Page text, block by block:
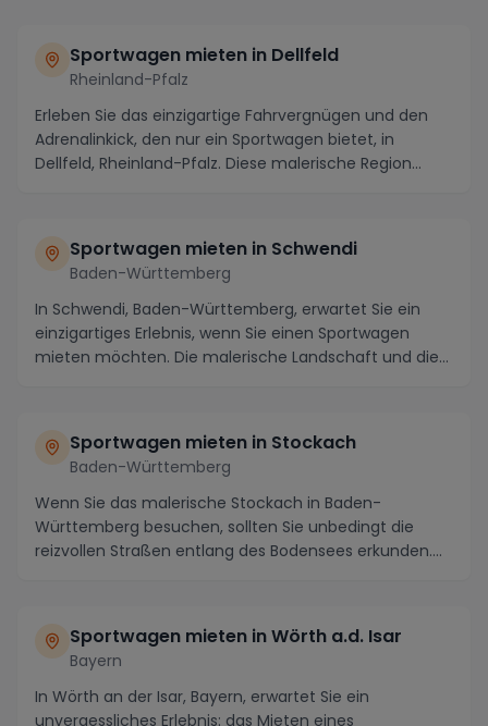
Sportwagen mieten in Dellfeld
Rheinland-Pfalz
Erleben Sie das einzigartige Fahrvergnügen und den
Adrenalinkick, den nur ein Sportwagen bietet, in
Dellfeld, Rheinland-Pfalz. Diese malerische Region...
Sportwagen mieten in Schwendi
Baden-Württemberg
In Schwendi, Baden-Württemberg, erwartet Sie ein
einzigartiges Erlebnis, wenn Sie einen Sportwagen
mieten möchten. Die malerische Landschaft und die
Sportwagen mieten in Stockach
Baden-Württemberg
Wenn Sie das malerische Stockach in Baden-
Württemberg besuchen, sollten Sie unbedingt die
reizvollen Straßen entlang des Bodensees erkunden.
Sportwagen mieten in Wörth a.d. Isar
Bayern
In Wörth an der Isar, Bayern, erwartet Sie ein
unvergessliches Erlebnis: das Mieten eines